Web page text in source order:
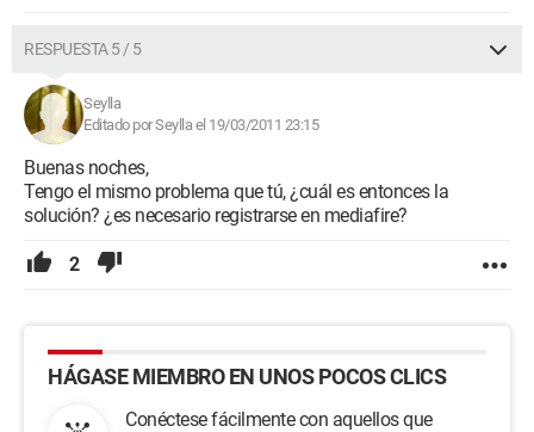
RESPUESTA 5 / 5
Seylla
Editado por Seylla el 19/03/2011 23:15
Buenas noches,
Tengo el mismo problema que tú, ¿cuál es entonces la
solución? ¿es necesario registrarse en mediafire?
2
HÁGASE MIEMBRO EN UNOS POCOS CLICS
Conéctese fácilmente con aquellos que